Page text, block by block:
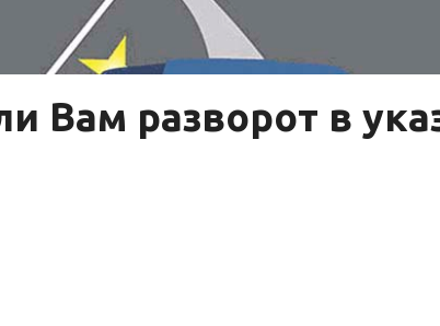
Вам разворот в